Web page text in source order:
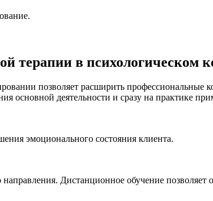
терапии в психологическом
позволяет расширить профессиональные
основной деятельности и сразу на практике
эмоционального состояния клиента.
Дистанционное обучение позволяет